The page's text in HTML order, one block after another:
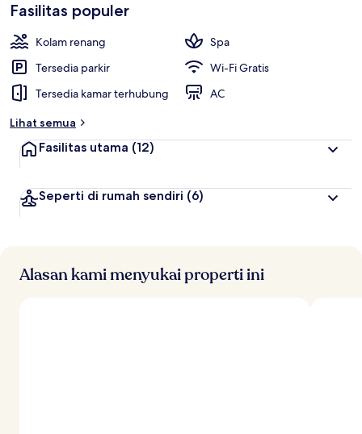
Fasilitas populer
Kolam renang
Spa
Tersedia parkir
Wi-Fi Gratis
Tersedia kamar terhubung
AC
Lihat semua
Fasilitas utama (12)
Seperti di rumah sendiri (6)
Alasan kami menyukai properti ini